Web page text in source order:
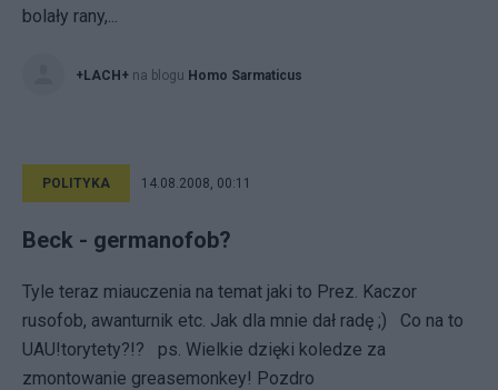
bolały rany,...
+LACH+ na blogu Homo Sarmaticus
POLITYKA 14.08.2008, 00:11
Beck - germanofob?
Tyle teraz miauczenia na temat jaki to Prez. Kaczor
rusofob, awanturnik etc. Jak dla mnie dał radę ;) Co na to
UAU!torytety?!? ps. Wielkie dzięki koledze za
zmontowanie greasemonkey! Pozdro